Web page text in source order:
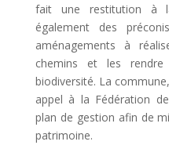
fait une restitution à
également des
aménagements à
chemins et les
biodiversité. La
appel à la Fédération
plan de gestion afin de
patrimoine.